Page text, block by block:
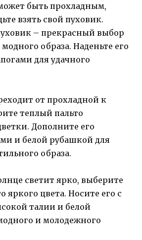
быть прохладным,
взять свой пуховик.
– прекрасный выбор
образа. Наденьте его
для удачного
от прохладной к
теплый пальто
Дополните его
и белой рубашкой для
образа.
светит ярко, выберите
яркого цвета. Носите его с
талии и белой
и молодежного